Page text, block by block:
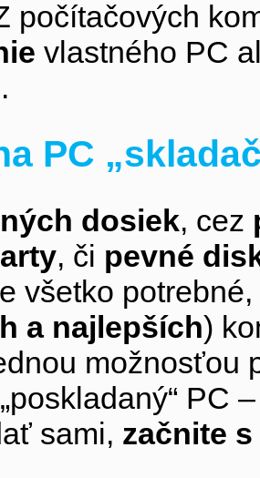
počítačových
vlastného PC
PC
dosiek, cez
, či pevné
všetko
a najlepších)
možnosťou
PC
sami, začnite